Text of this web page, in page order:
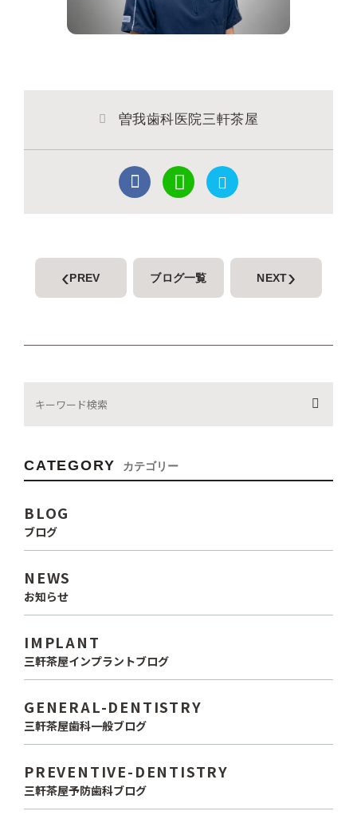
曽我歯科医院三軒茶屋
‹PREV ブログ一覧 NEXT›
CATEGORY カテゴリー
BLOG
ブログ
NEWS
お知らせ
IMPLANT
三軒茶屋インプラントブログ
GENERAL-DENTISTRY
三軒茶屋歯科一般ブログ
PREVENTIVE-DENTISTRY
三軒茶屋予防歯科ブログ